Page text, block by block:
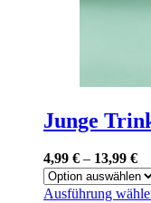
Junge
4,99 € – 13,99 €
Ausführung